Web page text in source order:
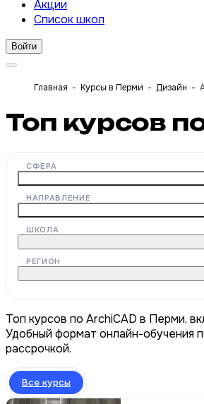
Акции
Список школ
Войти
Главная Курсы в Перми Дизайн
Топ курсов
СФЕРА
НАПРАВЛЕНИЕ
ШКОЛА
РЕГИОН
Топ курсов по ArchiCAD в Перми,
Удобный формат онлайн-обучения
рассрочкой.
Все курсы